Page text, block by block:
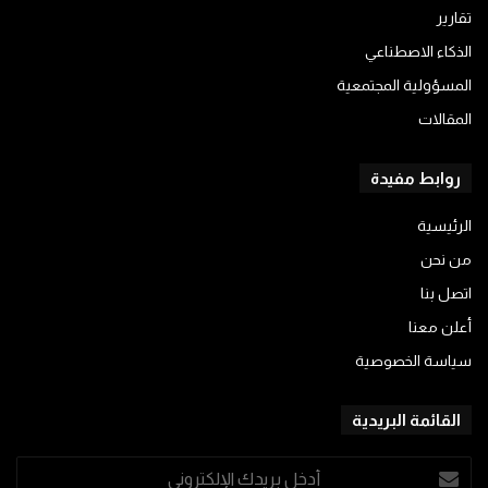
تقارير
الذكاء الاصطناعي
المسؤولية المجتمعية
المقالات
روابط مفيدة
الرئيسية
من نحن
اتصل بنا
أعلن معنا
سياسة الخصوصية
القائمة البريدية
أدخل